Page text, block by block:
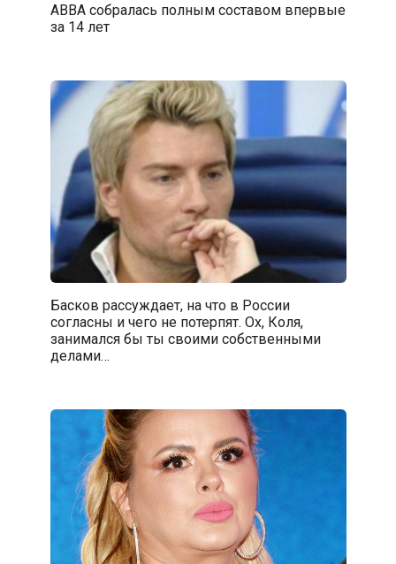
ABBA собралась полным составом впервые
за 14 лет
Басков рассуждает, на что в России
согласны и чего не потерпят. Ох, Коля,
занимался бы ты своими собственными
делами…